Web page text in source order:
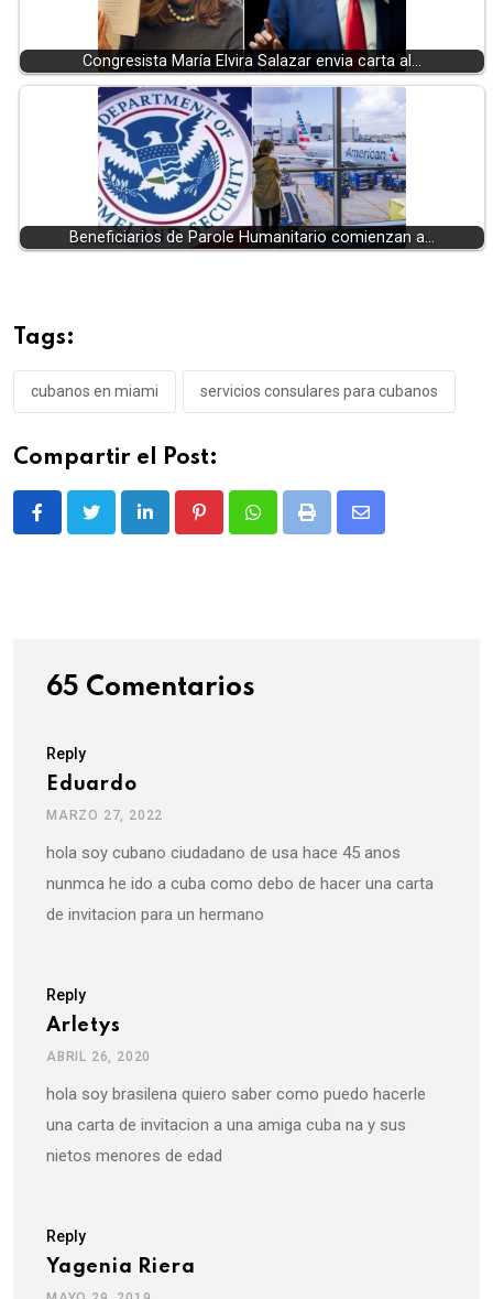
Congresista María Elvira Salazar envia carta al…
Beneficiarios de Parole Humanitario comienzan a…
Tags:
cubanos en miami servicios consulares para cubanos
Compartir el Post:
LinkedIn PinterestWhatsappPrint
Share
65 Comentarios
Reply
Eduardo
MARZO 27, 2022
hola soy cubano ciudadano de usa hace 45 anos
nunmca he ido a cuba como debo de hacer una carta
de invitacion para un hermano
Reply
Arletys
ABRIL 26, 2020
hola soy brasilena quiero saber como puedo hacerle
una carta de invitacion a una amiga cuba na y sus
nietos menores de edad
Reply
Yagenia Riera